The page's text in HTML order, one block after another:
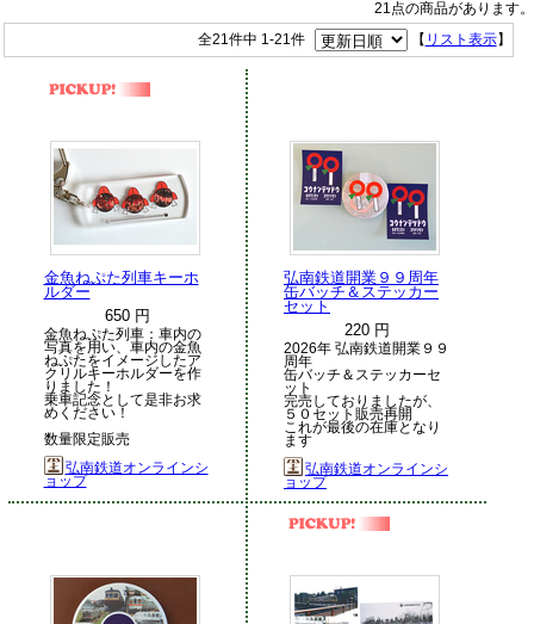
21点の商品があります。
全21件中 1-21件 【 リスト表示】
金魚ねぷた列車キーホ
ルダー
650 円
金魚ねぷた列車：車内の
写真を用い、車内の金魚
ねぷたをイメージしたア
クリルキーホルダーを作
りました！
乗車記念として是非お求
めください！
数量限定販売
弘南鉄道オンラインシ
ョップ
弘南鉄道開業９９周年
缶バッチ＆ステッカー
セット
220 円
2026年 弘南鉄道開業９９
周年
缶バッチ＆ステッカーセ
ット
完売しておりましたが、
５０セット販売再開
これが最後の在庫となり
ます
弘南鉄道オンラインシ
ョップ